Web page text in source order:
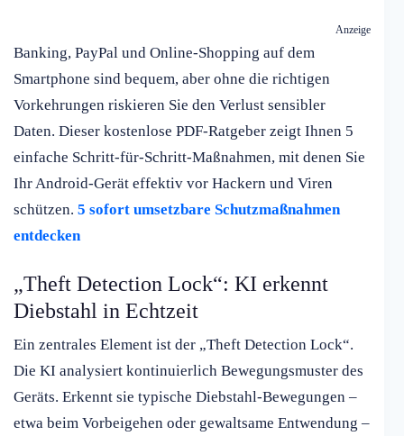
Anzeige
Banking, PayPal und Online-Shopping auf dem
Smartphone sind bequem, aber ohne die richtigen
Vorkehrungen riskieren Sie den Verlust sensibler
Daten. Dieser kostenlose PDF-Ratgeber zeigt Ihnen 5
einfache Schritt-für-Schritt-Maßnahmen, mit denen Sie
Ihr Android-Gerät effektiv vor Hackern und Viren
schützen. 5 sofort umsetzbare Schutzmaßnahmen
entdecken
„Theft Detection Lock“: KI erkennt
Diebstahl in Echtzeit
Ein zentrales Element ist der „Theft Detection Lock“.
Die KI analysiert kontinuierlich Bewegungsmuster des
Geräts. Erkennt sie typische Diebstahl-Bewegungen –
etwa beim Vorbeigehen oder gewaltsame Entwendung –